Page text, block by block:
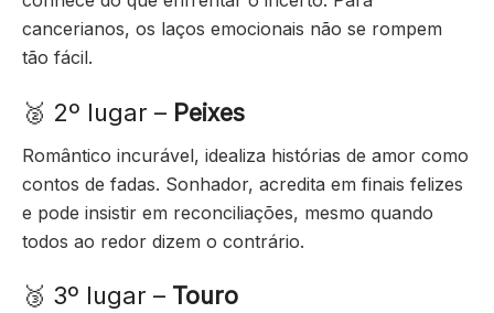
cancerianos, os laços emocionais não se rompem
tão fácil.
🥈 2º lugar – Peixes
Romântico incurável, idealiza histórias de amor como
contos de fadas. Sonhador, acredita em finais felizes
e pode insistir em reconciliações, mesmo quando
todos ao redor dizem o contrário.
🥉 3º lugar – Touro